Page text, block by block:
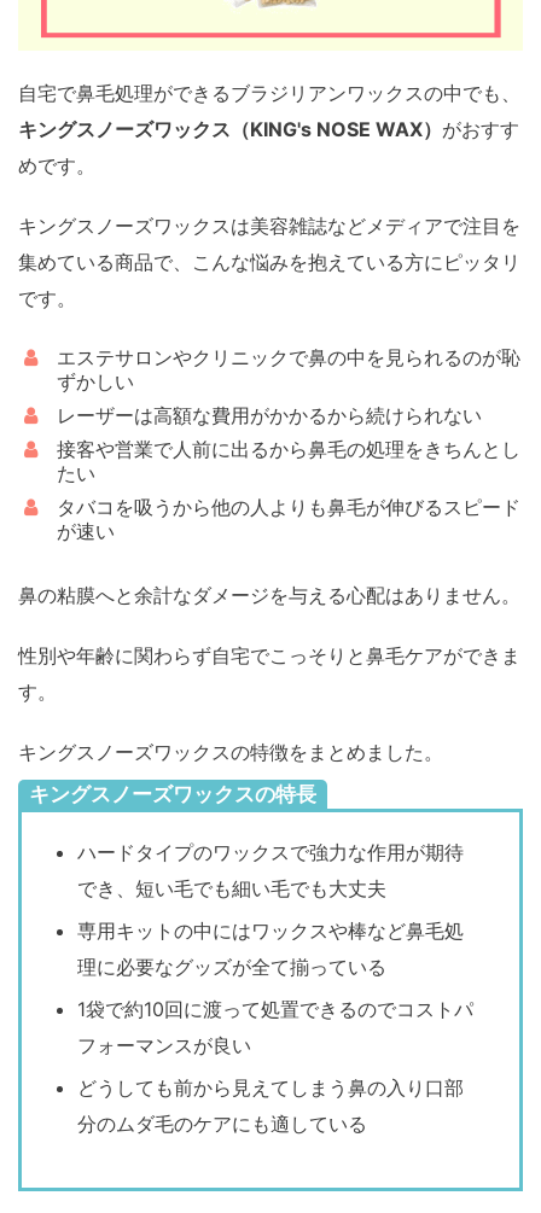
自宅で鼻毛処理ができるブラジリアンワックスの中でも、
キングスノーズワックス（KING's NOSE WAX） がおすす
めです。
キングスノーズワックスは美容雑誌などメディアで注目を
集めている商品で、こんな悩みを抱えている方にピッタリ
です。
エステサロンやクリニックで鼻の中を見られるのが恥
ずかしい
レーザーは高額な費用がかかるから続けられない
接客や営業で人前に出るから鼻毛の処理をきちんとし
たい
タバコを吸うから他の人よりも鼻毛が伸びるスピード
が速い
鼻の粘膜へと余計なダメージを与える心配はありません。
性別や年齢に関わらず自宅でこっそりと鼻毛ケアができま
す。
キングスノーズワックスの特徴をまとめました。
キングスノーズワックスの特長
ハードタイプのワックスで強力な作用が期待
でき、短い毛でも細い毛でも大丈夫
専用キットの中にはワックスや棒など鼻毛処
理に必要なグッズが全て揃っている
1袋で約10回に渡って処置できるのでコストパ
フォーマンスが良い
どうしても前から見えてしまう鼻の入り口部
分のムダ毛のケアにも適している